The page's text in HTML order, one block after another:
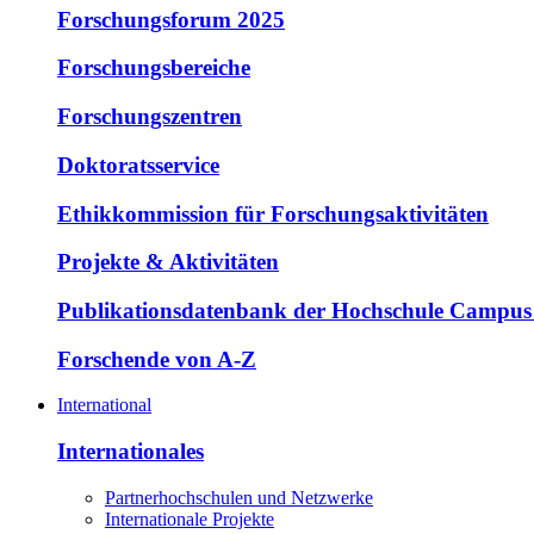
Forschungsforum 2025
Forschungsbereiche
Forschungszentren
Doktoratsservice
Ethikkommission für Forschungsaktivitäten
Projekte & Aktivitäten
Publikationsdatenbank der Hochschule
Forschende von A-Z
International
Internationales
Partnerhochschulen und Netzwerke
Internationale Projekte